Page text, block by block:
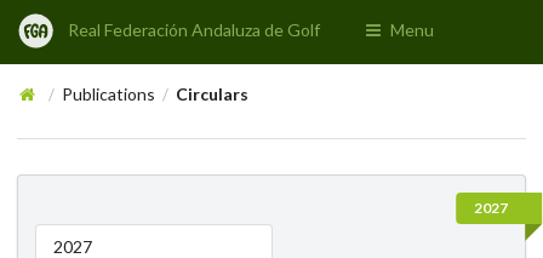
Real Federación Andaluza de Golf Menu
/ Publications / Circulars
2027
2027